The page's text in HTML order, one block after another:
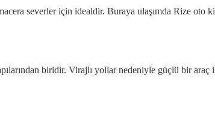
severler için idealdir. Buraya ulaşımda Rize oto
biridir. Virajlı yollar nedeniyle güçlü bir araç